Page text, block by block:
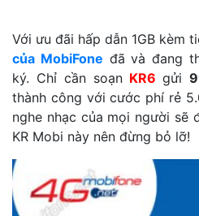
Với ưu đãi hấp dẫn 1GB kèm
của MobiFone đã và đang
ký. Chỉ cần soạn KR6 gửi
thành công với cước phí rẻ
nghe nhạc của mọi người
KR Mobi này nên đừng bỏ lỡ!